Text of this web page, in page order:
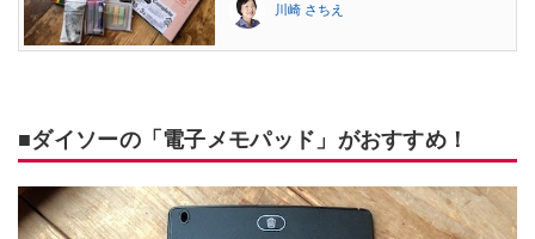
川崎 さちえ
■ダイソーの「電子メモパッド」がおすすめ！